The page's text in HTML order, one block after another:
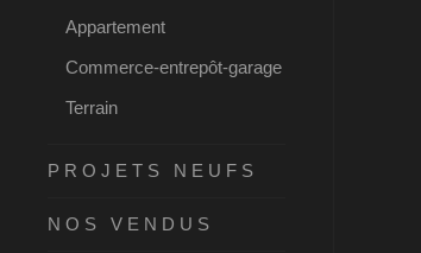
Appartement
Commerce-entrepôt-garage
Terrain
PROJETS NEUFS
NOS VENDUS